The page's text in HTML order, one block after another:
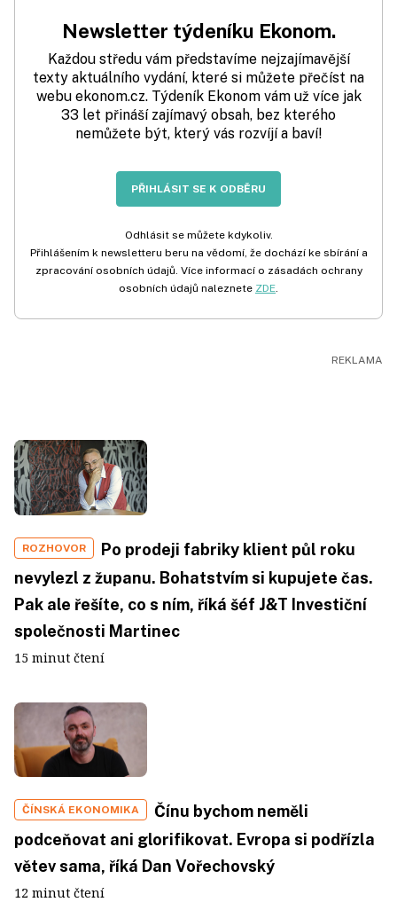
Newsletter týdeníku Ekonom.
Každou středu vám představíme nejzajímavější
texty aktuálního vydání, které si můžete přečíst na
webu ekonom.cz. Týdeník Ekonom vám už více jak
33 let přináší zajímavý obsah, bez kterého
nemůžete být, který vás rozvíjí a baví!
PŘIHLÁSIT SE K ODBĚRU
Odhlásit se můžete kdykoliv.
Přihlášením k newsletteru beru na vědomí, že dochází ke sbírání a
zpracování osobních údajů. Více informací o zásadách ochrany
osobních údajů naleznete ZDE.
ROZHOVOR
Po prodeji fabriky klient půl roku
nevylezl z županu. Bohatstvím si kupujete čas.
Pak ale řešíte, co s ním, říká šéf J&T Investiční
společnosti Martinec
15 minut čtení
ČÍNSKÁ EKONOMIKA
Čínu bychom neměli
podceňovat ani glorifikovat. Evropa si podřízla
větev sama, říká Dan Vořechovský
12 minut čtení